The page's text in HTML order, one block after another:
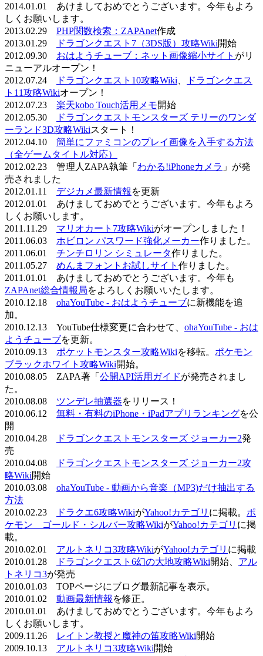
2014.01.01 あけましておめでとうございます。今年もよろ
しくお願いします。
2013.02.29 PHP関数検索：ZAPAnet作成
2013.01.29
ドラゴンクエスト7（3DS版）攻略Wiki開始
2012.09.30 おはようチューブ：ネット画像縮小サイト がリ
ニューアルオープン！
2012.07.24
ドラゴンクエスト10攻略Wiki
ドラゴンクエス
ト11攻略Wikiオープン！
2012.07.23 楽天kobo Touch活用メモ開始
2012.05.30
ドラゴンクエストモンスターズ テリーのワンダ
ーランド3D攻略Wikiスタート！
2012.04.10 簡単にファミコンのプレイ画像を入手する方法
（全ゲームタイトル対応）
2012.02.23 管理人ZAPA執筆「 わかる!iPhoneカメラ 」が発
売されました
2012.01.11 デジカメ最新情報 を更新
2012.01.01 あけましておめでとうございます。今年もよろ
しくお願いします。
2011.11.29 マリオカート7攻略Wikiがオープンしました！
2011.06.03 ホビロン パスワード強化メーカー作りました。
2011.06.01 チンチロリン シミュレータ作りました。
2011.05.27 めんまフォントお試しサイト 作りました。
2011.01.01 あけましておめでとうございます。今年も
ZAPAnet総合情報局をよろしくお願いいたします。
2010.12.18 ohaYouTube - おはようチューブに新機能を追
加。
2010.12.13 YouTube仕様変更に合わせて、 ohaYouTube - おは
ようチューブを更新。
2010.09.13 ポケットモンスター攻略Wikiを移転。 ポケモン
ブラックホワイト攻略Wiki開始。
2010.08.05 ZAPA著「 公開API活用ガイドが発売されまし
た。
2010.08.08 ツンデレ抽選器をリリース！
2010.06.12 無料・有料のiPhone・iPadアプリランキングを公
開
2010.04.28
ドラゴンクエストモンスターズ ジョーカー2発
売
2010.04.08
ドラゴンクエストモンスターズ ジョーカー2攻
略Wiki開始
2010.03.08 ohaYouTube - 動画から音楽（MP3)だけ抽出する
方法
2010.02.23
ドラクエ6攻略WikiがYahoo!カテゴリ に掲載。 ポ
ケモン ゴールド・シルバー攻略WikiがYahoo!カテゴリ に掲
載。
2010.02.01 アルトネリコ3攻略WikiがYahoo!カテゴリ に掲載
2010.01.28
ドラゴンクエスト6幻の大地攻略Wiki開始、 アル
トネリコ3が発売
2010.01.03 TOPページにブログ最新記事を表示。
2010.01.02 動画最新情報 を修正。
2010.01.01 あけましておめでとうございます。今年もよろ
しくお願いします。
2009.11.26
レイトン教授と魔神の笛攻略Wiki開始
2009.10.13 アルトネリコ3攻略Wiki開始